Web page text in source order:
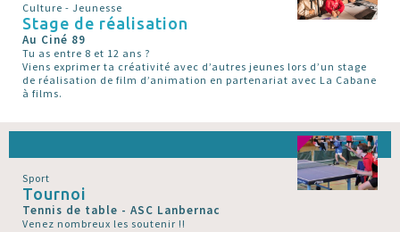
Culture - Jeunesse
Stage de réalisation
Au Ciné 89
Tu as entre 8 et 12 ans ?
Viens exprimer ta créativité avec d’autres jeunes lors d’un stage
de réalisation de film d’animation en partenariat avec La Cabane
à films.
Sport
Tournoi
Tennis de table - ASC Lanbernac
Venez nombreux les soutenir !!